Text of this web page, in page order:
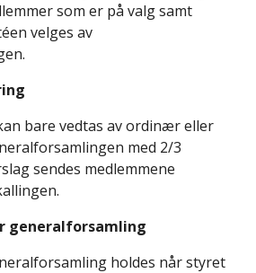
som er på valg samt
velges av
bare vedtas av ordinær eller
med 2/3
sendes medlemmene
generalforsamling
holdes når styret